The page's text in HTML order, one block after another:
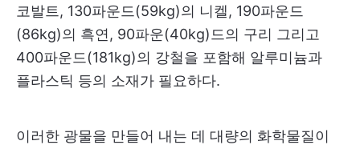
코발트, 130파운드(59kg)의 니켈, 190파운드
(86kg)의 흑연, 90파운(40kg)드의 구리 그리고
400파운드(181kg)의 강철을 포함해 알루미늄과
플라스틱 등의 소재가 필요하다.
이러한 광물을 만들어 내는 데 대량의 화학물질이